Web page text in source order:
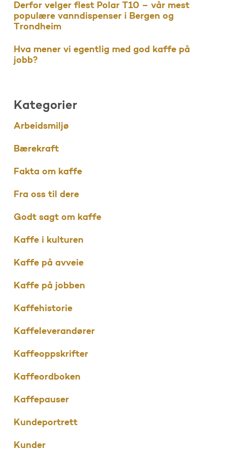
Derfor velger flest Polar T10 – vår mest
populære vanndispenser i Bergen og
Trondheim
Hva mener vi egentlig med god kaffe på
jobb?
Kategorier
Arbeidsmiljø
Bærekraft
Fakta om kaffe
Fra oss til dere
Godt sagt om kaffe
Kaffe i kulturen
Kaffe på avveie
Kaffe på jobben
Kaffehistorie
Kaffeleverandører
Kaffeoppskrifter
Kaffeordboken
Kaffepauser
Kundeportrett
Kunder